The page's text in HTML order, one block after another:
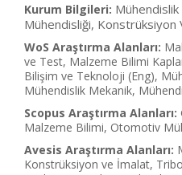
Kurum Bilgileri:
Mühendisliği, Konstrüksiyon
WoS Araştırma Alanları:
ve Test, Malzeme Bilimi
Bilişim ve Teknoloji (Eng),
Mühendislik Mekanik,
Scopus Araştırma Alanları:
Malzeme Bilimi, Otomotiv
Avesis Araştırma Alanları:
Konstrüksiyon ve İmalat,